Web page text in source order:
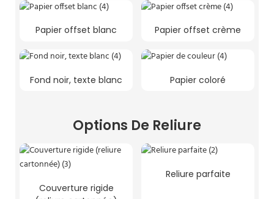
Papier offset blanc Papier offset crème
Fond noir, texte blanc Papier coloré
Options De Reliure
Couverture rigide
Reliure parfaite